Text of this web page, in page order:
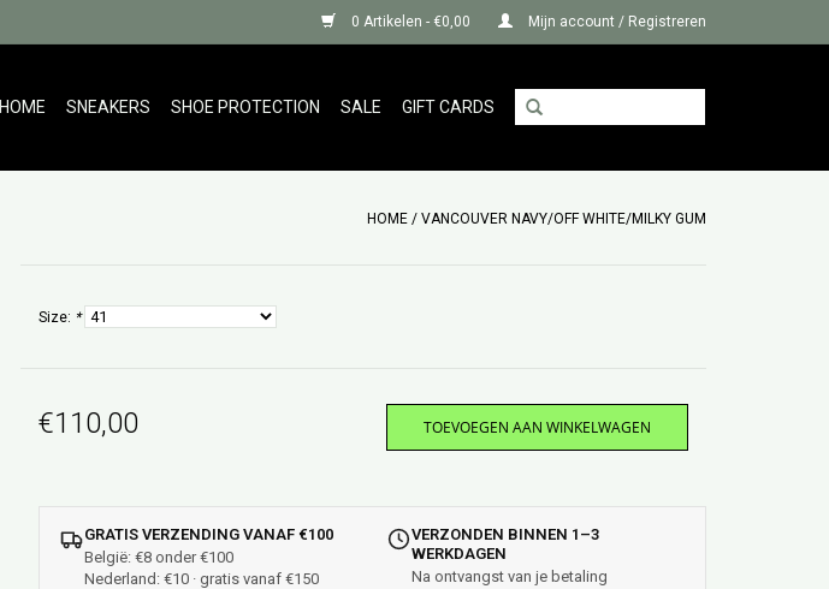
0 Artikelen - €0,00 Mijn account / Registreren
HOME SNEAKERS SHOE PROTECTION SALE GIFT CARDS
HOME / VANCOUVER NAVY/OFF WHITE/MILKY GUM
Size: *
€110,00 TOEVOEGEN AAN WINKELWAGEN
GRATIS VERZENDING VANAF €100
België: €8 onder €100
Nederland: €10 · gratis vanaf €150
VERZONDEN BINNEN 1–3
WERKDAGEN
Na ontvangst van je betaling